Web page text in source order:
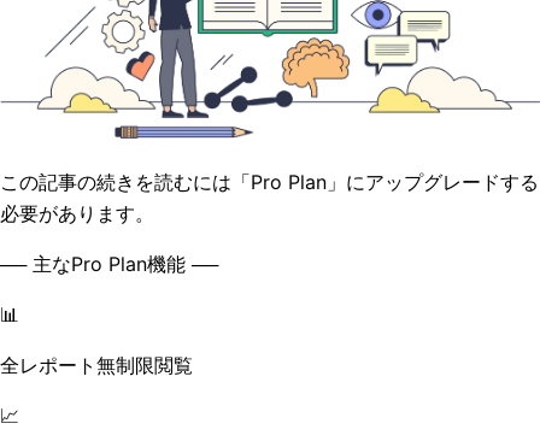
この記事の続きを読むには「Pro Plan」にアップグレードする
必要があります。
── 主なPro Plan機能 ──
📊
全レポート無制限閲覧
📈